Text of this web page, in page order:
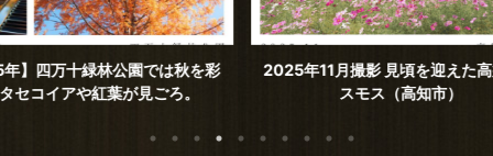
秋を彩
ろ。
2025年11月撮影 見頃を迎えた高須のコ
スモス（高知市）
2025年